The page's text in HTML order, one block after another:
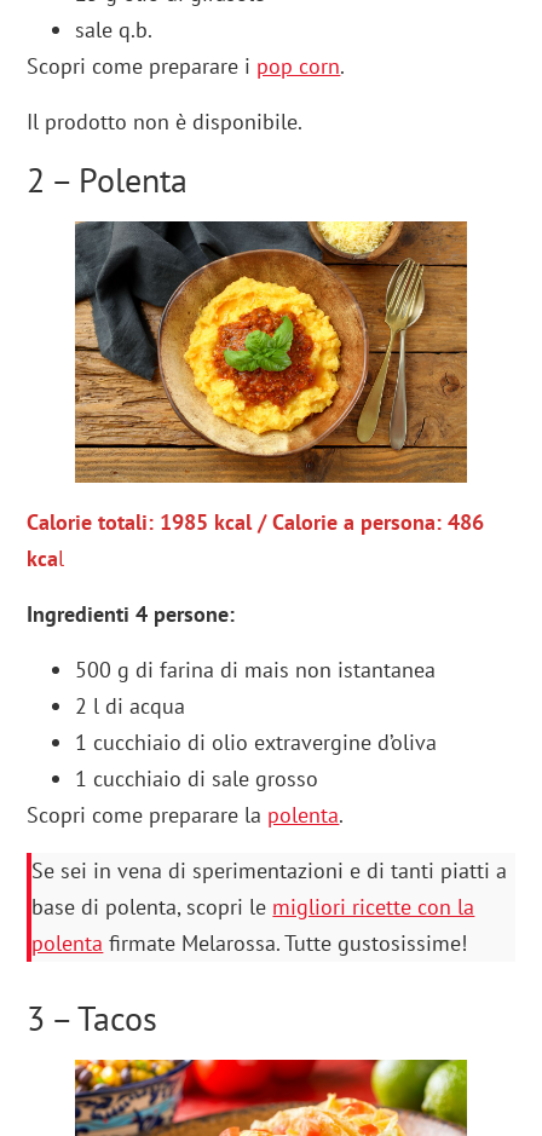
sale q.b.
Scopri come preparare i pop corn.
Il prodotto non è disponibile.
2 – Polenta
Calorie totali: 1985 kcal / Calorie a persona: 486
kcal
Ingredienti 4 persone:
500 g di farina di mais non istantanea
2 l di acqua
1 cucchiaio di olio extravergine d’oliva
1 cucchiaio di sale grosso
Scopri come preparare la polenta.
Se sei in vena di sperimentazioni e di tanti piatti a
base di polenta, scopri le migliori ricette con la
polenta firmate Melarossa. Tutte gustosissime!
3 – Tacos